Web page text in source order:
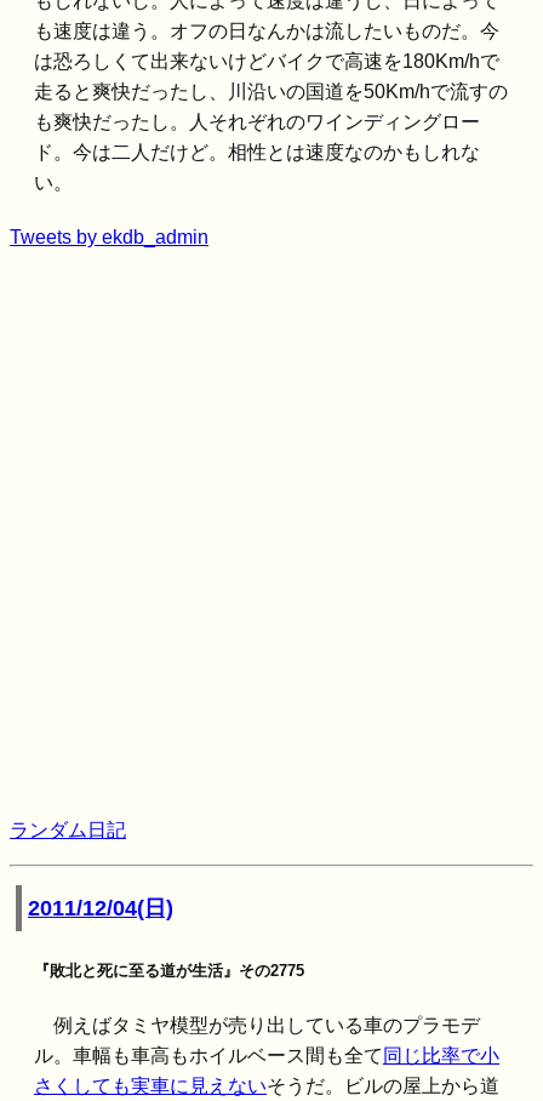
も速度は違う。オフの日なんかは流したいものだ。今
は恐ろしくて出来ないけどバイクで高速を180Km/hで
走ると爽快だったし、川沿いの国道を50Km/hで流すの
も爽快だったし。人それぞれのワインディングロー
ド。今は二人だけど。相性とは速度なのかもしれな
い。
Tweets by ekdb_admin
ランダム日記
2011/12/04(日)
『敗北と死に至る道が生活』その2775
例えばタミヤ模型が売り出している車のプラモデ
ル。車幅も車高もホイルベース間も全て 同じ比率で小
さくしても実車に見えないそうだ。ビルの屋上から道